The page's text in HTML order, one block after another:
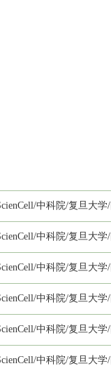
中科院/复旦大学
中科院/复旦大学
中科院/复旦大学
中科院/复旦大学
中科院/复旦大学
中科院/复旦大学